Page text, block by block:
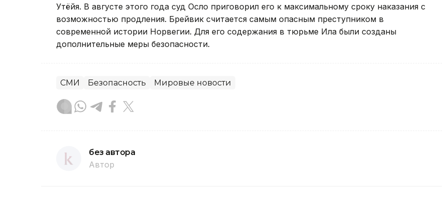
Утёйя. В августе этого года суд Осло приговорил его к максимальному сроку наказания с
возможностью продления. Брейвик считается самым опасным преступником в
современной истории Норвегии. Для его содержания в тюрьме Ила были созданы
дополнительные меры безопасности.
СМИ Безопасность Мировые новости
без автора
Автор